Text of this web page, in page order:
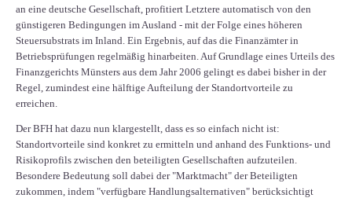
an eine deutsche Gesellschaft, profitiert Letztere automatisch von den
günstigeren Bedingungen im Ausland - mit der Folge eines höheren
Steuersubstrats im Inland. Ein Ergebnis, auf das die Finanzämter in
Betriebsprüfungen regelmäßig hinarbeiten. Auf Grundlage eines Urteils des
Finanzgerichts Münsters aus dem Jahr 2006 gelingt es dabei bisher in der
Regel, zumindest eine hälftige Aufteilung der Standortvorteile zu
erreichen.
Der BFH hat dazu nun klargestellt, dass es so einfach nicht ist:
Standortvorteile sind konkret zu ermitteln und anhand des Funktions- und
Risikoprofils zwischen den beteiligten Gesellschaften aufzuteilen.
Besondere Bedeutung soll dabei der "Marktmacht" der Beteiligten
zukommen, indem "verfügbare Handlungsalternativen" berücksichtigt